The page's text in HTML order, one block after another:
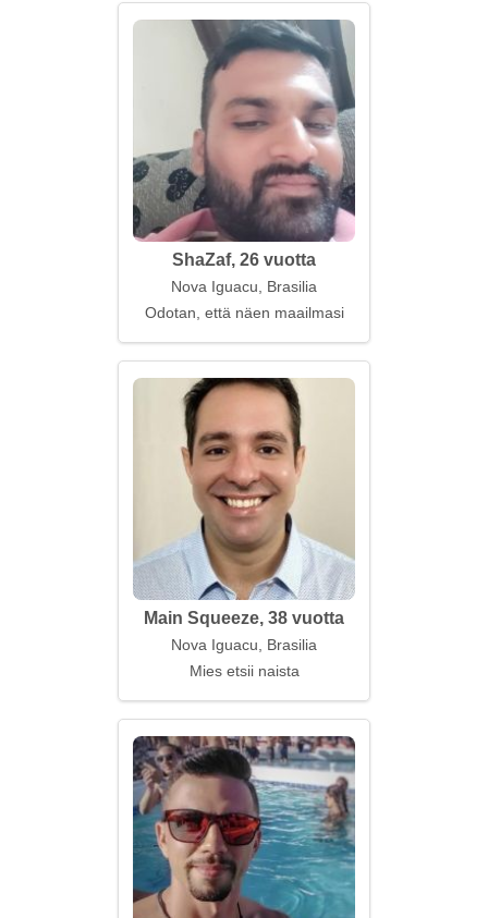
ShaZaf, 26 vuotta
Nova Iguacu, Brasilia
Odotan, että näen maailmasi
Main Squeeze, 38 vuotta
Nova Iguacu, Brasilia
Mies etsii naista